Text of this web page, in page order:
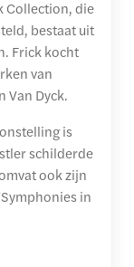
Collection, die
bestaat uit
Frick kocht
van
Van Dyck.
is
schilderde
ook zijn
in